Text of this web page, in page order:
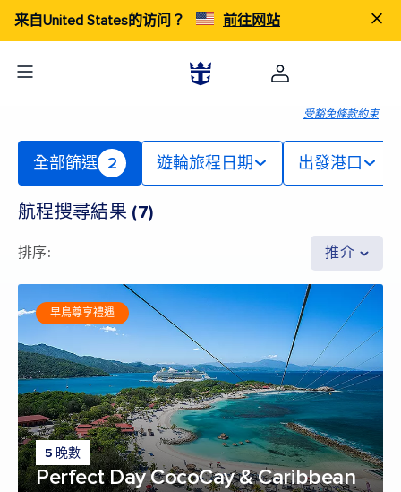
来自United States的访问？ 前往网站
受豁免條款約束
全部篩選 2 遊輪旅程日期 出發港口
航程搜尋結果 (7)
排序: 推介
5 晚數
Perfect Day CocoCay & Caribbean
早鳥尊享禮遇